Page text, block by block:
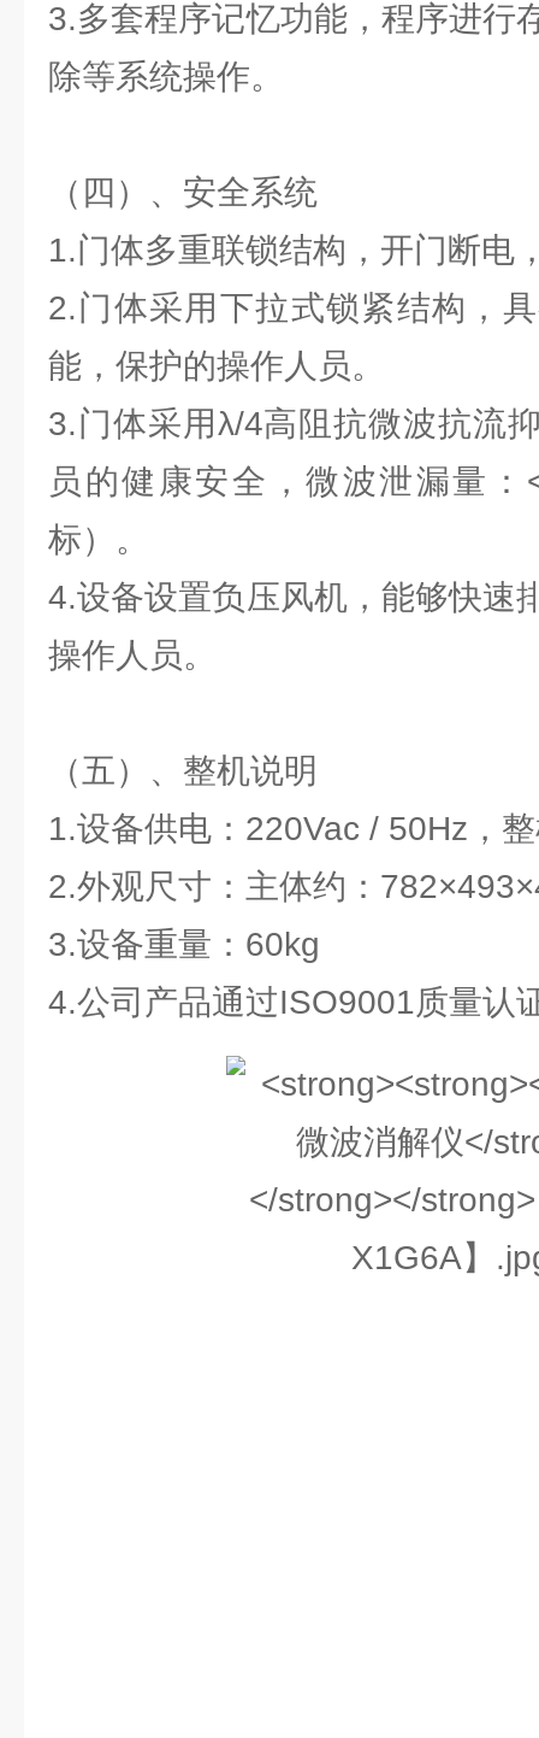
3.多套程序记忆功能，程序进行
除等系统操作。
（四）、安全系统
1.门体多重联锁结构，开门断电
2.门体采用下拉式锁紧结构，
能，保护的操作人员。
3.门体采用λ/4高阻抗微波抗流
员的健康安全，微波泄漏量：
标）。
4.设备设置负压风机，能够快速
操作人员。
（五）、整机说明
1.设备供电：220Vac / 50Hz，
2.外观尺寸：主体约：
3.设备重量：60kg
4.公司产品通过ISO9001质量